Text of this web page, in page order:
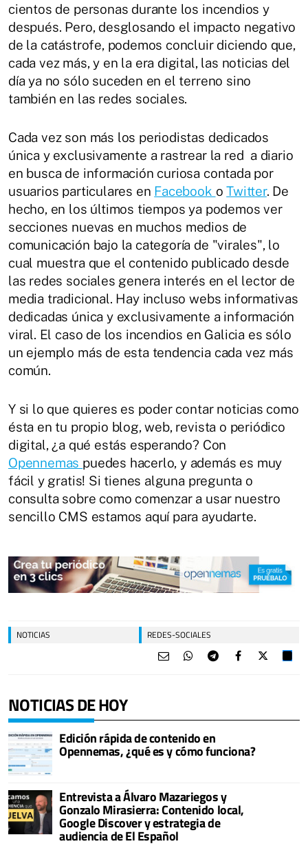
cientos de personas durante los incendios y
después. Pero, desglosando el impacto negativo
de la catástrofe, podemos concluir diciendo que,
cada vez más, y en la era digital, las noticias del
día ya no sólo suceden en el terreno sino
también en las redes sociales.
Cada vez son más los periodistas dedicados
única y exclusivamente a rastrear la red a diario
en busca de información curiosa contada por
usuarios particulares en Facebook oTwitter. De
hecho, en los últimos tiempos ya podemos ver
secciones nuevas en muchos medios de
comunicación bajo la categoría de "virales", lo
cual muestra que el contenido publicado desde
las redes sociales genera interés en el lector de
media tradicional. Hay incluso webs informativas
dedicadas única y exclusivamente a información
viral. El caso de los incendios en Galicia es sólo
un ejemplo más de esta tendencia cada vez más
común.
Y si lo que quieres es poder contar noticias como
ésta en tu propio blog, web, revista o periódico
digital, ¿a qué estás esperando? Con
Opennemas puedes hacerlo, y además es muy
fácil y gratis! Si tienes alguna pregunta o
consulta sobre como comenzar a usar nuestro
sencillo CMS estamos aquí para ayudarte.
NOTICIAS REDES-SOCIALES
NOTICIAS DE HOY
Edición rápida de contenido en
Opennemas, ¿qué es y cómo funciona?
Entrevista a Álvaro Mazariegos y
Gonzalo Mirasierra: Contenido local,
Google Discover y estrategia de
audiencia de El Español